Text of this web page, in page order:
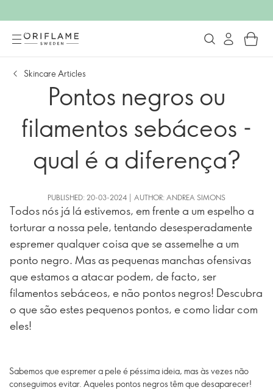
Skincare Articles
Pontos negros ou
filamentos sebáceos -
qual é a diferença?
PUBLISHED: 20-03-2024 | AUTHOR: ANDREA SIMONS
Todos nós já lá estivemos, em frente a um espelho a
torturar a nossa pele, tentando desesperadamente
espremer qualquer coisa que se assemelhe a um
ponto negro. Mas as pequenas manchas ofensivas
que estamos a atacar podem, de facto, ser
filamentos sebáceos, e não pontos negros! Descubra
o que são estes pequenos pontos, e como lidar com
eles!
Sabemos que espremer a pele é péssima ideia, mas às vezes não
conseguimos evitar. Aqueles pontos negros têm que desaparecer!